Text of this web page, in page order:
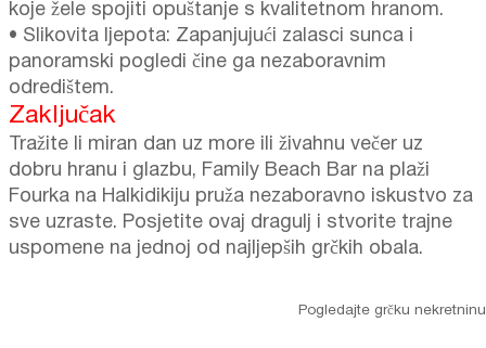
koje žele spojiti opuštanje s kvalitetnom hranom.
• Slikovita ljepota: Zapanjujući zalasci sunca i
panoramski pogledi čine ga nezaboravnim
odredištem.
Zaključak
Tražite li miran dan uz more ili živahnu večer uz
dobru hranu i glazbu, Family Beach Bar na plaži
Fourka na Halkidikiju pruža nezaboravno iskustvo za
sve uzraste. Posjetite ovaj dragulj i stvorite trajne
uspomene na jednoj od najljepših grčkih obala.
Pogledajte grčku nekretninu